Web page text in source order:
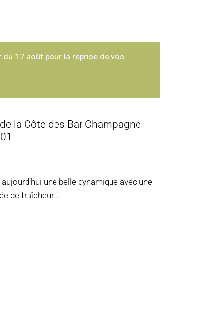
17 août pour la reprise de vos
la Côte des Bar Champagne
une belle dynamique avec une
de fraîcheur…